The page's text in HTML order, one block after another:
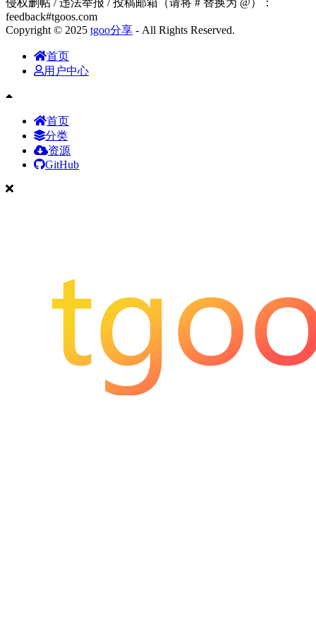
侵权删帖 / 违法举报 / 投稿邮箱（请将 # 替换为 @）：
feedback#tgoos.com
Copyright © 2025 tgoo分享 - All Rights Reserved.
首页
用户中心
首页
分类
资源
GitHub